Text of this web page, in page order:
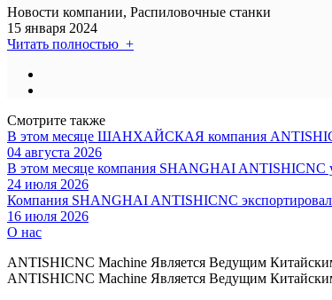
Новости компании, Распиловочные станки
15 января 2024
Читать полностью +
Смотрите также
В этом месяце ШАНХАЙСКАЯ компания
04 августа 2026
В этом месяце компания SHANGHAI ANTISHICNC
24 июля 2026
Компания SHANGHAI ANTISHICNC
16 июля 2026
О нас
ANTISHICNC Machine Является Ведущим
ANTISHICNC Machine Является Ведущим